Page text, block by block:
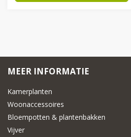
MEER INFORMATIE
Kamerplanten
Woonaccessoires
Bloempotten & plantenbakken
Vijver